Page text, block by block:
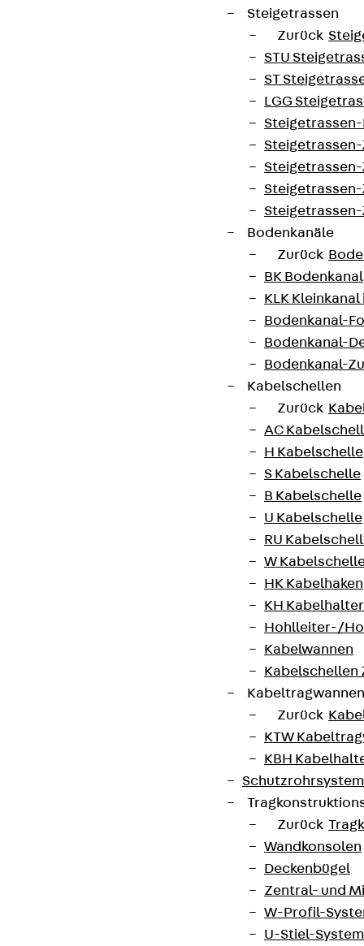
Steigetrassen
Zurück
STU
ST
LGG
Steigetrassen-
Steigetrassen-
Steigetrassen-
Steigetrassen-
Bodenkanäle
Zurück
BK Bodenkanal
KLK
Bodenkanal-
Bodenkanal-
Bodenkanal-
Kabelschellen
Zurück
AC
H Kabelschelle
S Kabelschelle
B Kabelschelle
U Kabelschelle
RU
W
HK Kabelhaken
KH Kabelhalter
Hohlleiter-/
Kabelwannen
Kabelschellen
Zurück
KTW
KBH
Zurück
Wandkonsolen
Deckenbügel
Zentral- und
W-Profil-
U-Stiel-System